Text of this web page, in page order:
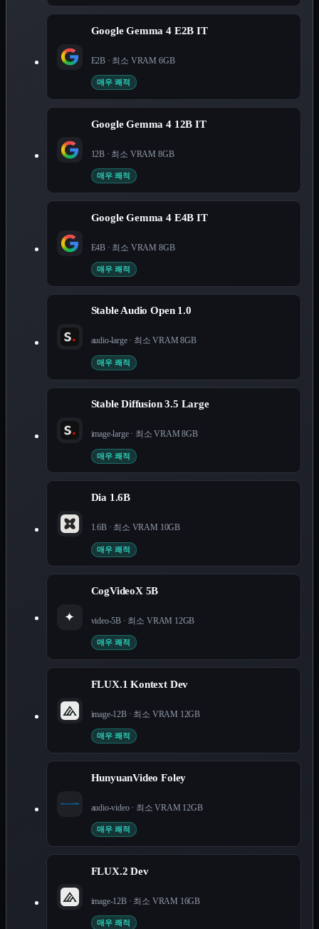
Google Gemma 4 E2B IT
E2B · 최소 VRAM 6GB
매우 쾌적
Google Gemma 4 12B IT
12B · 최소 VRAM 8GB
매우 쾌적
Google Gemma 4 E4B IT
E4B · 최소 VRAM 8GB
매우 쾌적
Stable Audio Open 1.0
audio-large· 최소 VRAM8GB
매우 쾌적
Stable Diffusion 3.5 Large
image-large· 최소 VRAM8GB
매우 쾌적
Dia 1.6B
1.6B· 최소 VRAM 10GB
매우 쾌적
✦
CogVideoX 5B
video-5B · 최소 VRAM 12GB
매우 쾌적
FLUX.1 Kontext Dev
image-12B· 최소 VRAM 12GB
매우 쾌적
HunyuanVideo Foley
audio-video· 최소 VRAM 12GB
매우 쾌적
FLUX.2 Dev
image-12B· 최소 VRAM 16GB
매우 쾌적